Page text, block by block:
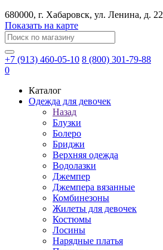
680000, г. Хабаровск, ул. Ленина, д. 22
Показать на карте
+7 (913) 460-05-10 8 (800) 301-79-88
0
Каталог
Одежда для девочек
Назад
Блузки
Болеро
Бриджи
Верхняя одежда
Водолазки
Джемпер
Джемпера вязанные
Комбинезоны
Жилеты для девочек
Костюмы
Лосины
Нарядные платья